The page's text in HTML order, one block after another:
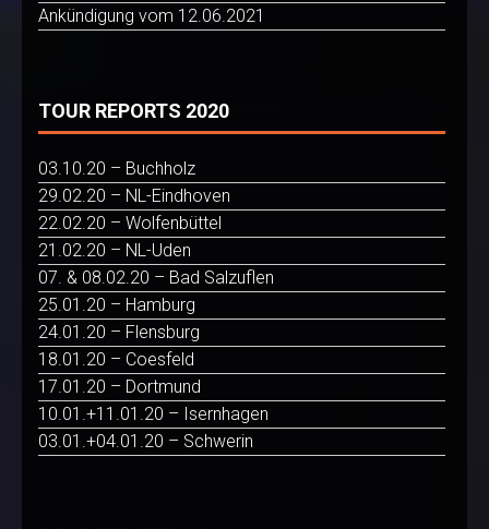
Ankündigung vom 12.06.2021
TOUR REPORTS 2020
03.10.20 – Buchholz
29.02.20 – NL-Eindhoven
22.02.20 – Wolfenbüttel
21.02.20 – NL-Uden
07. & 08.02.20 – Bad Salzuflen
25.01.20 – Hamburg
24.01.20 – Flensburg
18.01.20 – Coesfeld
17.01.20 – Dortmund
10.01.+11.01.20 – Isernhagen
03.01.+04.01.20 – Schwerin